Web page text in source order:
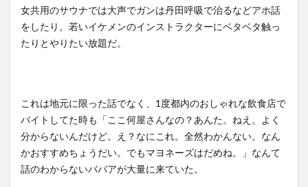
女共用のサウナでは大声でガンは丹田呼吸で治るなどアホ話
をしたり。若いイケメンのインストラクターにベタベタ触っ
たりとやりたい放題だ。
これは地元に限った話でなく、1度都内のおしゃれな飲食店で
バイトしてた時も「ここ何屋さんなの？あんた。ねえ。よく
分からないんだけど。え？なにこれ。全然わかんない。なん
かおすすめちょうだい。でもマヨネーズはだめね。」なんて
話のわからないババアが大量に来ていた。